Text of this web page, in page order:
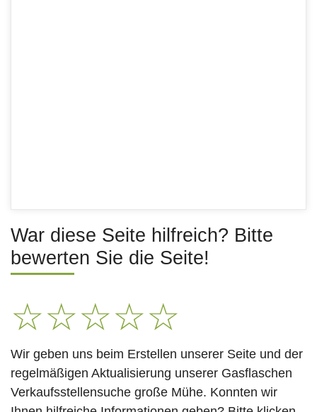
War diese Seite hilfreich? Bitte
bewerten Sie die Seite!
☆☆☆☆☆
Wir geben uns beim Erstellen unserer Seite und der
regelmäßigen Aktualisierung unserer Gasflaschen
Verkaufsstellensuche große Mühe. Konnten wir